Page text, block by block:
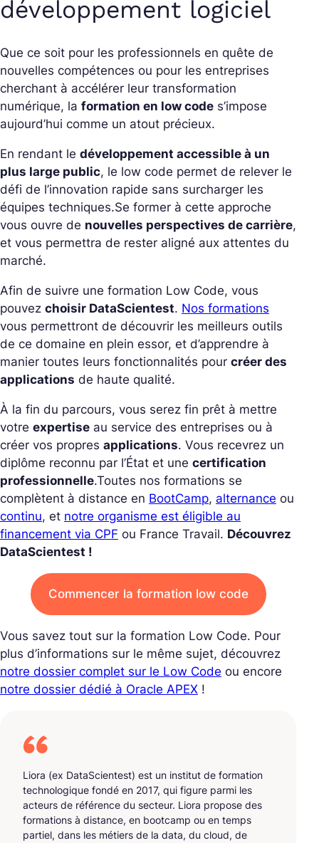
développement logiciel
Que ce soit pour les professionnels en quête de
nouvelles compétences ou pour les entreprises
cherchant à accélérer leur transformation
numérique, la formation en low code s’impose
aujourd’hui comme un atout précieux.
En rendant le développement accessible à un
plus large public, le low code permet de relever le
défi de l’innovation rapide sans surcharger les
équipes techniques.Se former à cette approche
vous ouvre de nouvelles perspectives de carrière,
et vous permettra de rester aligné aux attentes du
marché.
Afin de suivre une formation Low Code, vous
pouvez choisir DataScientest. Nos formations
vous permettront de découvrir les meilleurs outils
de ce domaine en plein essor, et d’apprendre à
manier toutes leurs fonctionnalités pour créer des
applications de haute qualité.
À la fin du parcours, vous serez fin prêt à mettre
votre expertise au service des entreprises ou à
créer vos propres applications. Vous recevrez un
diplôme reconnu par l’État et une certification
professionnelle.Toutes nos formations se
complètent à distance en BootCamp, alternance ou
continu, et notre organisme est éligible au
financement via CPF ou France Travail. Découvrez
DataScientest !
Commencer la formation low code
Vous savez tout sur la formation Low Code. Pour
plus d’informations sur le même sujet, découvrez
notre dossier complet sur le Low Code ou encore
notre dossier dédié à Oracle APEX !
Liora (ex DataScientest) est un institut de formation
technologique fondé en 2017, qui figure parmi les
acteurs de référence du secteur. Liora propose des
formations à distance, en bootcamp ou en temps
partiel, dans les métiers de la data, du cloud, de